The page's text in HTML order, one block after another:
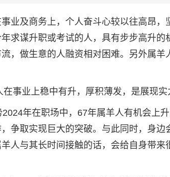
业及商务上，个人奋斗心较以往高昂
求谋升职或考试的人，具有步步高升
，做生意的人融资相对困难。另外属
事业上稳中有升，厚积薄发，是展现实
年在职场中，67年属羊人有机会上
争取实现巨大的突破。与此同时，身
人与其长时间接触的话，会给自身带